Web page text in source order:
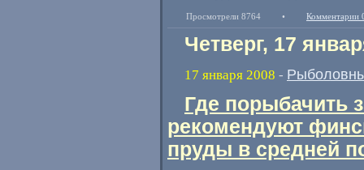
Просмотрели 8764 • Комментарии
Четверг, 17
17 января 2008 -
Где порыбачить
рекомендуют
пруды в средней